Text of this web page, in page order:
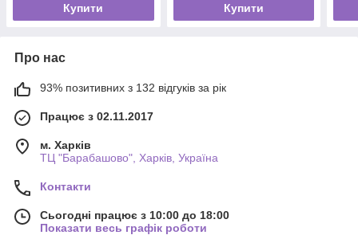
Купити Купити
Про нас
93% позитивних з 132 відгуків за рік
Працює з 02.11.2017
м. Харків
ТЦ "Барабашово", Харків, Україна
Контакти
Сьогодні працює з 10:00 до 18:00
Показати весь графік роботи